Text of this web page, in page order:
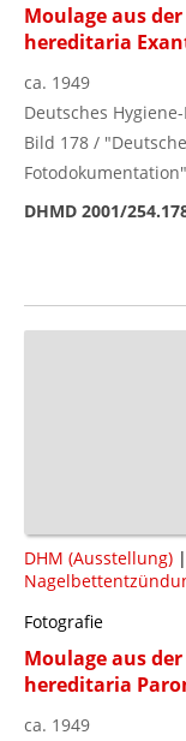
Moulage aus
hereditaria
ca. 1949
Deutsches
Bild 178 /
DHMD 2001/
DHM (Ausstellung) |
Fotografie
Moulage aus
hereditaria
ca. 1949